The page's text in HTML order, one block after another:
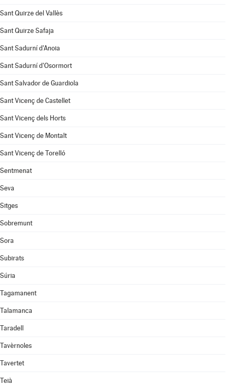
Sant Quirze del Vallès
Sant Quirze Safaja
Sant Sadurní d'Anoia
Sant Sadurní d'Osormort
Sant Salvador de Guardiola
Sant Vicenç de Castellet
Sant Vicenç dels Horts
Sant Vicenç de Montalt
Sant Vicenç de Torelló
Sentmenat
Seva
Sitges
Sobremunt
Sora
Subirats
Súria
Tagamanent
Talamanca
Taradell
Tavèrnoles
Tavertet
Teià